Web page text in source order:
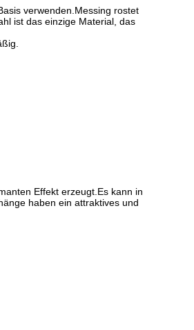
verwenden.Messing rostet
ist das einzige Material, das
Effekt erzeugt.Es kann in
haben ein attraktives und